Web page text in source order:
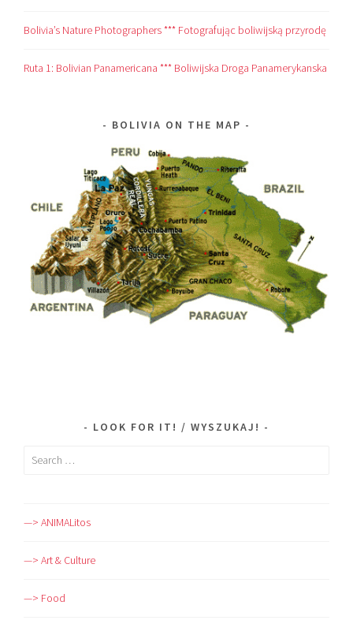
Bolivia’s Nature Photographers *** Fotografując boliwijską przyrodę
Ruta 1: Bolivian Panamericana *** Boliwijska Droga Panamerykanska
BOLIVIA ON THE MAP
LOOK FOR IT! / WYSZUKAJ!
Search
—> ANIMALitos
—> Art & Culture
—> Food